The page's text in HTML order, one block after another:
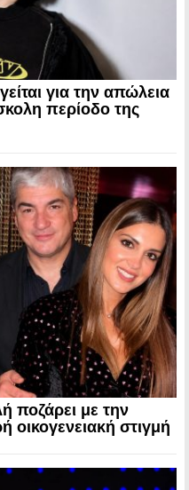
για την απώλεια
περίοδο της
ποζάρει με την
οικογενειακή στιγμή